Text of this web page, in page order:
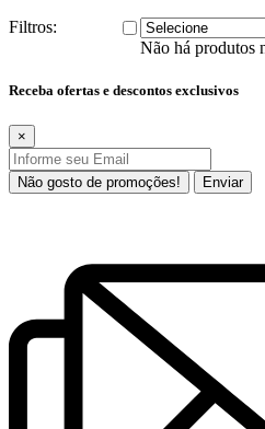
Filtros:
Não há produtos
Receba ofertas e descontos exclusivos
×
Não gosto de promoções! Enviar